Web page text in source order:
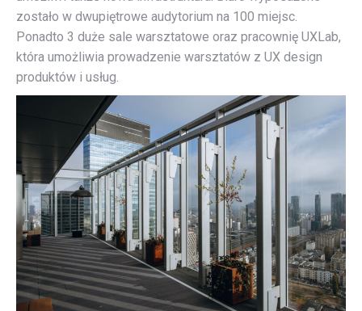
zostało w dwupiętrowe audytorium na 100 miejsc.
Ponadto 3 duże sale warsztatowe oraz pracownię UXLab,
która umożliwia prowadzenie warsztatów z UX design
produktów i usług.